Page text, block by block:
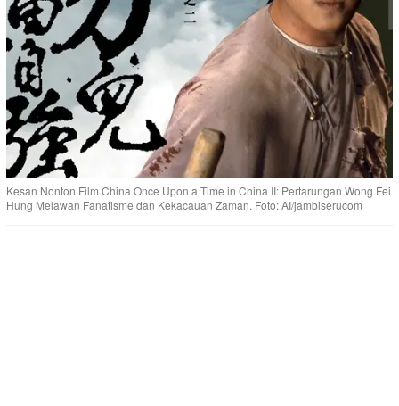
Kesan Nonton Film China Once Upon a Time in China II: Pertarungan Wong Fei
Hung Melawan Fanatisme dan Kekacauan Zaman. Foto: AI/jambiserucom